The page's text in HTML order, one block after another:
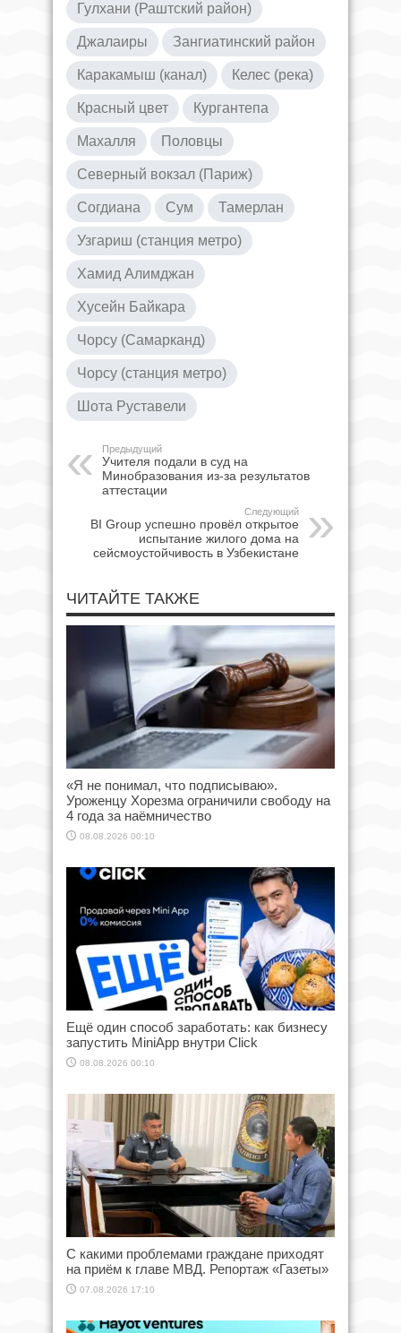
Гулхани (Раштский район)
Джалаиры Зангиатинский район
Каракамыш (канал) Келес (река)
Красный цвет Кургантепа
Махалля Половцы
Северный вокзал (Париж)
Согдиана Сум Тамерлан
Узгариш (станция метро)
Хамид Алимджан
Хусейн Байкара
Чорсу (Самарканд)
Чорсу (станция метро)
Шота Руставели
Предыдущий
Учителя подали в суд на
Минобразования из-за результатов
аттестации
Следующий
BI Group успешно провёл открытое
испытание жилого дома на
сейсмоустойчивость в Узбекистане
ЧИТАЙТЕ ТАКЖЕ
«Я не понимал, что подписываю».
Уроженцу Хорезма ограничили свободу на
4 года за наёмничество
08.08.2026 00:10
Ещё один способ заработать: как бизнесу
запустить MiniApp внутри Click
08.08.2026 00:10
С какими проблемами граждане приходят
на приём к главе МВД. Репортаж «Газеты»
07.08.2026 17:10